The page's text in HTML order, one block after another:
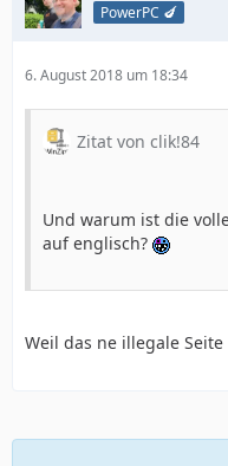
PowerPC 🍆
6. August 2018 um 18:34
Zitat von clik!84
Und warum ist die
auf englisch?
Weil das ne illegale Seite